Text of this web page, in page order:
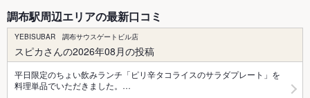
調布駅周辺エリアの最新口コミ
YEBISUBAR 調布サウスゲートビル店
スピカさんの2026年08月の投稿
平日限定のちょい飲みランチ「ピリ辛タコライスのサラダプレート」を
料理単品でいただきました。…